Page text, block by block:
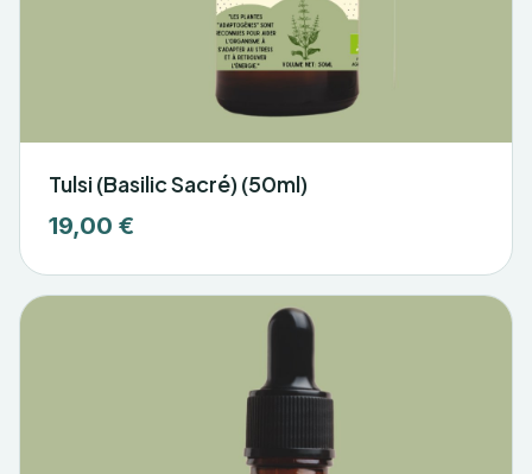
Tulsi (Basilic Sacré) (50ml)
19,00 €